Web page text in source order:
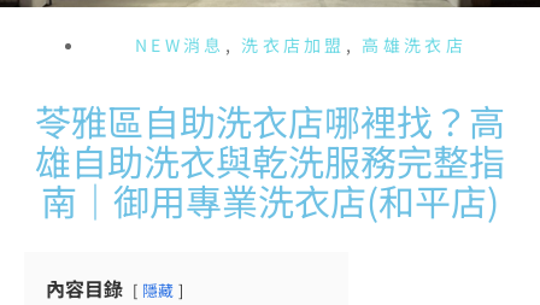
NEW消息 ,洗衣店加盟 , 高雄洗衣店
苓雅區自助洗衣店哪裡找？高
雄自助洗衣與乾洗服務完整指
南｜御用專業洗衣店(和平店)
內容目錄 隱藏